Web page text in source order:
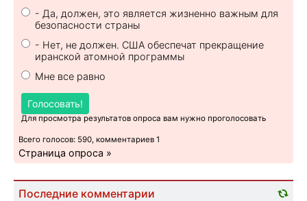
- Да, должен, это является жизненно важным для
безопасности страны
- Нет, не должен. США обеспечат прекращение
иранской атомной программы
Мне все равно
Голосовать!
Для просмотра результатов опроса вам нужно проголосовать
Всего голосов: 590, комментариев 1
Страница опроса »
Последние комментарии